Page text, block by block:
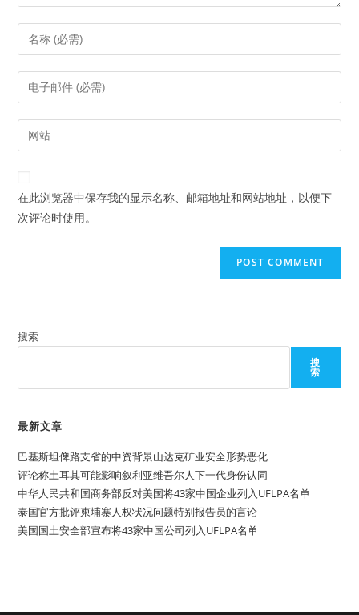
Enter
your
name
comment
Enter
your
email
address
comment
Enter
your
website
URL
(optional)
在此浏览器中保存我的显示名称、邮箱地址和网站地址，以便下
次评论时使用。
搜索
搜
索
最新文章
巴基斯坦俾路支省的中资背景山达克矿业安全形势恶化
评论称土耳其可能影响叙利亚维吾尔人下一代身份认同
中华人民共和国商务部反对美国将43家中国企业列入UFLPA名单
泰国官方批评柬埔寨人权状况问题特别报告员的言论
美国国土安全部宣布将43家中国公司列入UFLPA名单